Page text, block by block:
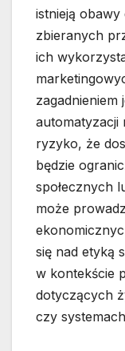
istnieją
zbieranych
ich
zagadnieniem
automatyzacji
ryzyko, że
będzie
społecznych
może
się nad etyką
w kontekście
dotyczących
czy